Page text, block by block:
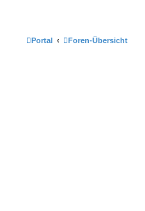
Portal Foren-Übersicht